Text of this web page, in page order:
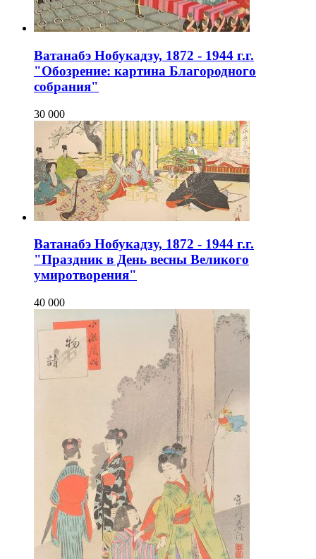
Ватанабэ Нобукадзу, 1872 - 1944 г.г.
"Обозрение: картина Благородного
собрания"
30 000
Ватанабэ Нобукадзу, 1872 - 1944 г.г.
"Праздник в День весны Великого
умиротворения"
40 000